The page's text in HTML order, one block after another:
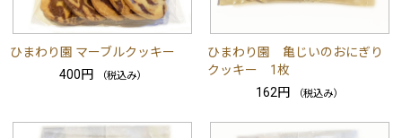
ひまわり園 マーブルクッキー
400円
（税込み）
ひまわり園 亀じいのおにぎり
クッキー 1枚
162円
（税込み）